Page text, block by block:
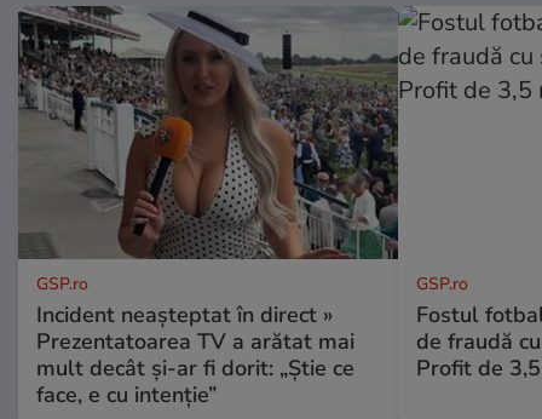
GSP.ro
Incident neașteptat în direct »
Prezentatoarea TV a arătat mai
mult decât și-ar fi dorit: „Știe ce
face, e cu intenție”
GSP.ro
Fostul
de fraudă
Profit de